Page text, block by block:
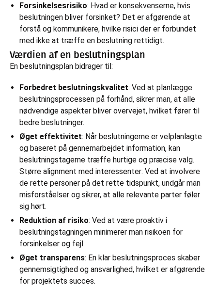
Forsinkelsesrisiko: Hvad er konsekvenserne, hvis
beslutningen bliver forsinket? Det er afgørende at
forstå og kommunikere, hvilke risici der er forbundet
med ikke at træffe en beslutning rettidigt.
Værdien af en beslutningsplan
En beslutningsplan bidrager til:
Forbedret beslutningskvalitet: Ved at planlægge
beslutningsprocessen på forhånd, sikrer man, at alle
nødvendige aspekter bliver overvejet, hvilket fører til
bedre beslutninger.
Øget effektivitet: Når beslutningerne er velplanlagte
og baseret på gennemarbejdet information, kan
beslutningstagerne træffe hurtige og præcise valg.
Større alignment med interessenter: Ved at involvere
de rette personer på det rette tidspunkt, undgår man
misforståelser og sikrer, at alle relevante parter føler
sig hørt.
Reduktion af risiko: Ved at være proaktiv i
beslutningstagningen minimerer man risikoen for
forsinkelser og fejl.
Øget transparens: En klar beslutningsproces skaber
gennemsigtighed og ansvarlighed, hvilket er afgørende
for projektets succes.